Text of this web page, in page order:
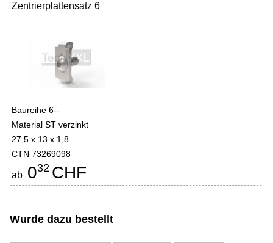
Zentrierplattensatz 6
Baureihe 6--
Material ST verzinkt
27,5 x 13 x 1,8
CTN 73269098
ab 032 CHF
Wurde dazu bestellt